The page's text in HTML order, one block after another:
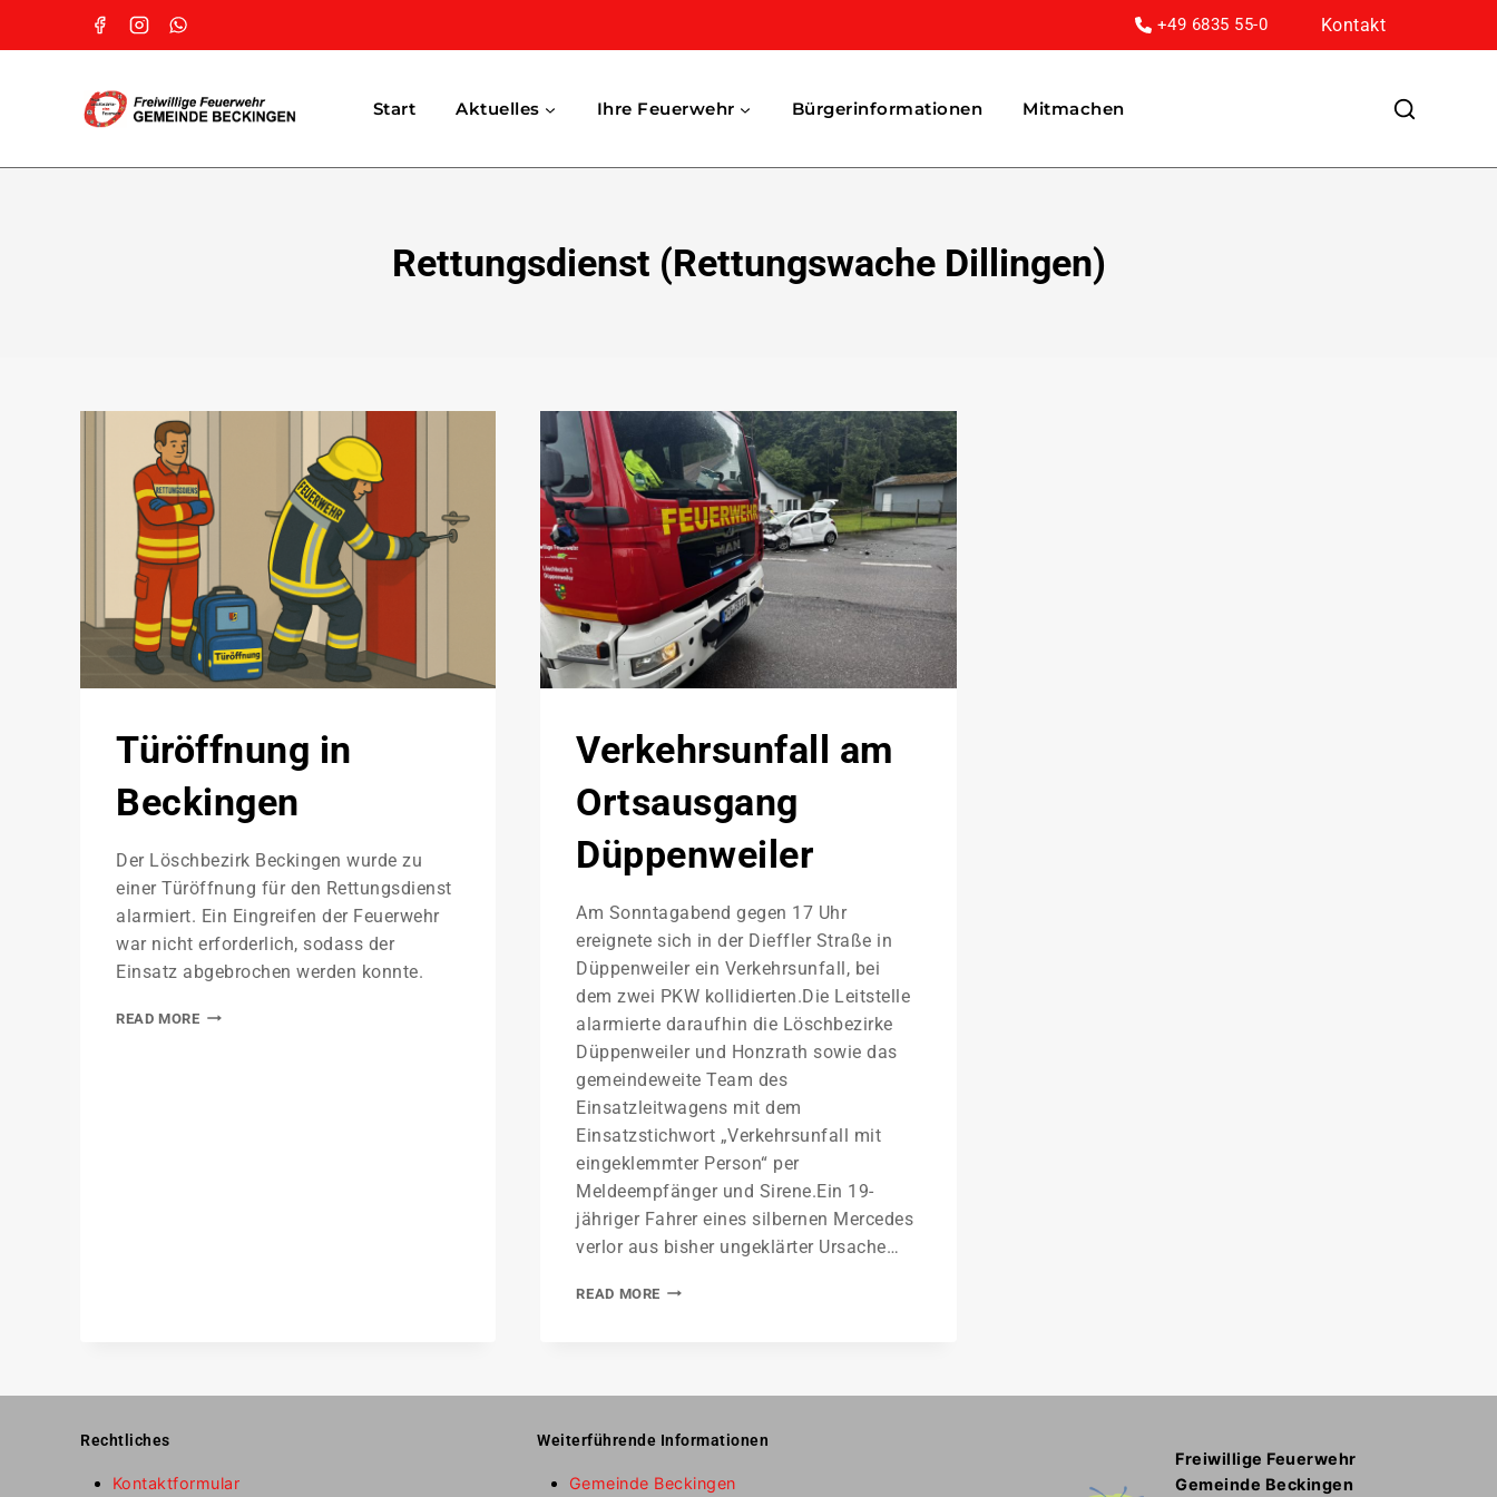
+49 6835 55-0 Kontakt
Start Aktuelles Ihre Feuerwehr Bürgerinformationen Mitmachen
Rettungsdienst (Rettungswache Dillingen)
Türöffnung in
Beckingen
Der Löschbezirk Beckingen wurde zu
einer Türöffnung für den Rettungsdienst
alarmiert. Ein Eingreifen der Feuerwehr
war nicht erforderlich, sodass der
Einsatz abgebrochen werden konnte.
READ MORE
Verkehrsunfall am
Ortsausgang
Düppenweiler
Am Sonntagabend gegen 17 Uhr
ereignete sich in der Dieffler Straße in
Düppenweiler ein Verkehrsunfall, bei
dem zwei PKW kollidierten.Die Leitstelle
alarmierte daraufhin die Löschbezirke
Düppenweiler und Honzrath sowie das
gemeindeweite Team des
Einsatzleitwagens mit dem
Einsatzstichwort „Verkehrsunfall mit
eingeklemmter Person“ per
Meldeempfänger und Sirene.Ein 19-
jähriger Fahrer eines silbernen Mercedes
verlor aus bisher ungeklärter Ursache…
READ MORE
Rechtliches
Kontaktformular
Weiterführende Informationen
Gemeinde Beckingen
Freiwillige Feuerwehr
Gemeinde Beckingen